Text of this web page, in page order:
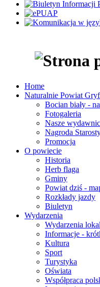
Home
Naturalnie Powiat
Bocian biały -
Fotogaleria
Nasze
Nagroda
Promocja
O powiecie
Historia
Herb flaga
Gminy
Powiat dziś -
Rozkłady jazdy
Biuletyn
Wydarzenia
Wydarzenia
Informacje -
Kultura
Sport
Turystyka
Oświata
Współpraca